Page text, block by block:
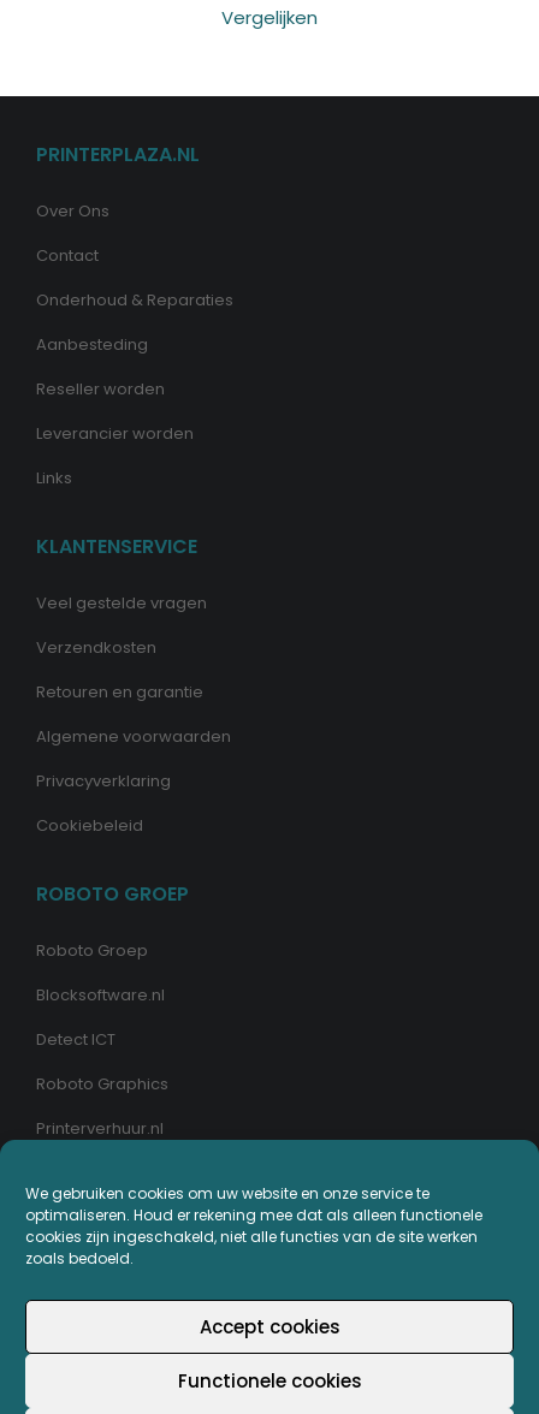
We gebruiken cookies om uw website en onze service te
optimaliseren. Houd er rekening mee dat als alleen functionele
cookies zijn ingeschakeld, niet alle functies van de site werken
zoals bedoeld.
Accept cookies
Functionele cookies
Vergelijken
PRINTERPLAZA.NL
Over Ons
Contact
Onderhoud & Reparaties
Aanbesteding
Reseller worden
Leverancier worden
Links
KLANTENSERVICE
Veel gestelde vragen
Verzendkosten
Retouren en garantie
Algemene voorwaarden
Privacyverklaring
Cookiebeleid
ROBOTO GROEP
Roboto Groep
Blocksoftware.nl
Detect ICT
Roboto Graphics
Printerverhuur.nl
MIJN PRINTERPLAZA.NL
Bestellingen
Mijn Printerpunten
Wachtwoord vergeten